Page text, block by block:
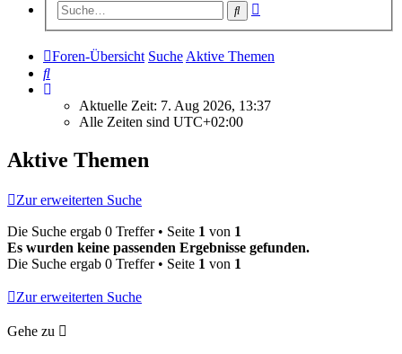
Suche
Foren-Übersicht Suche Aktive Themen
Suche
Aktuelle Zeit: 7. Aug 2026, 13:37
Alle Zeiten sind UTC+02:00
Aktive Themen
Zur erweiterten Suche
Die Suche ergab 0 Treffer • Seite 1 von 1
Es wurden keine passenden Ergebnisse gefunden.
Die Suche ergab 0 Treffer • Seite 1 von 1
Zur erweiterten Suche
Gehe zu